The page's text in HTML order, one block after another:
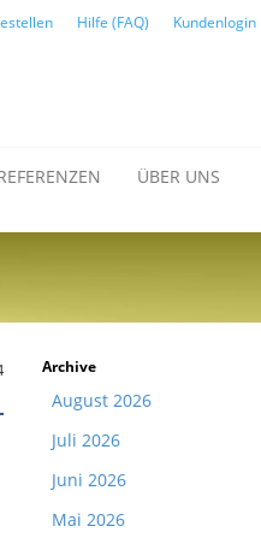
Hilfe (FAQ) Kundenlogin
ÜBER UNS
Archive
August 2026
Juli 2026
Juni 2026
Mai 2026